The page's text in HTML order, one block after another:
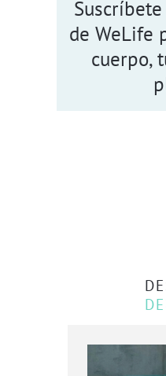
de WeLife
cuerpo,